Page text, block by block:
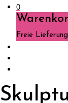
0
Freie